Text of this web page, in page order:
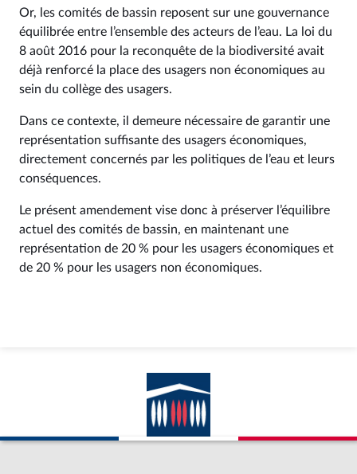
Or, les comités de bassin reposent sur une gouvernance
équilibrée entre l’ensemble des acteurs de l’eau. La loi du
8 août 2016 pour la reconquête de la biodiversité avait
déjà renforcé la place des usagers non économiques au
sein du collège des usagers.
Dans ce contexte, il demeure nécessaire de garantir une
représentation suffisante des usagers économiques,
directement concernés par les politiques de l’eau et leurs
conséquences.
Le présent amendement vise donc à préserver l’équilibre
actuel des comités de bassin, en maintenant une
représentation de 20 % pour les usagers économiques et
de 20 % pour les usagers non économiques.